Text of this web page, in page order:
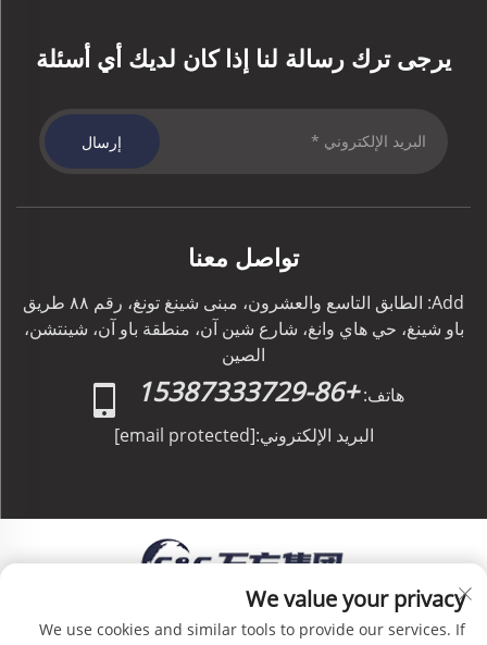
يرجى ترك رسالة لنا إذا كان لديك أي أسئلة
إرسال
تواصل معنا
Add: الطابق التاسع والعشرون، مبنى شينغ تونغ، رقم ٨٨ طريق
باو شينغ، حي هاي وانغ، شارع شين آن، منطقة باو آن، شينتشن،
الصين
هاتف: +86-15387333729
البريد الإلكتروني:[email protected]
حقوق الطبع والنشر © C&C GLOBAL Logistics Co.,
We value your privacy
We use cookies and similar tools to provide our services. If